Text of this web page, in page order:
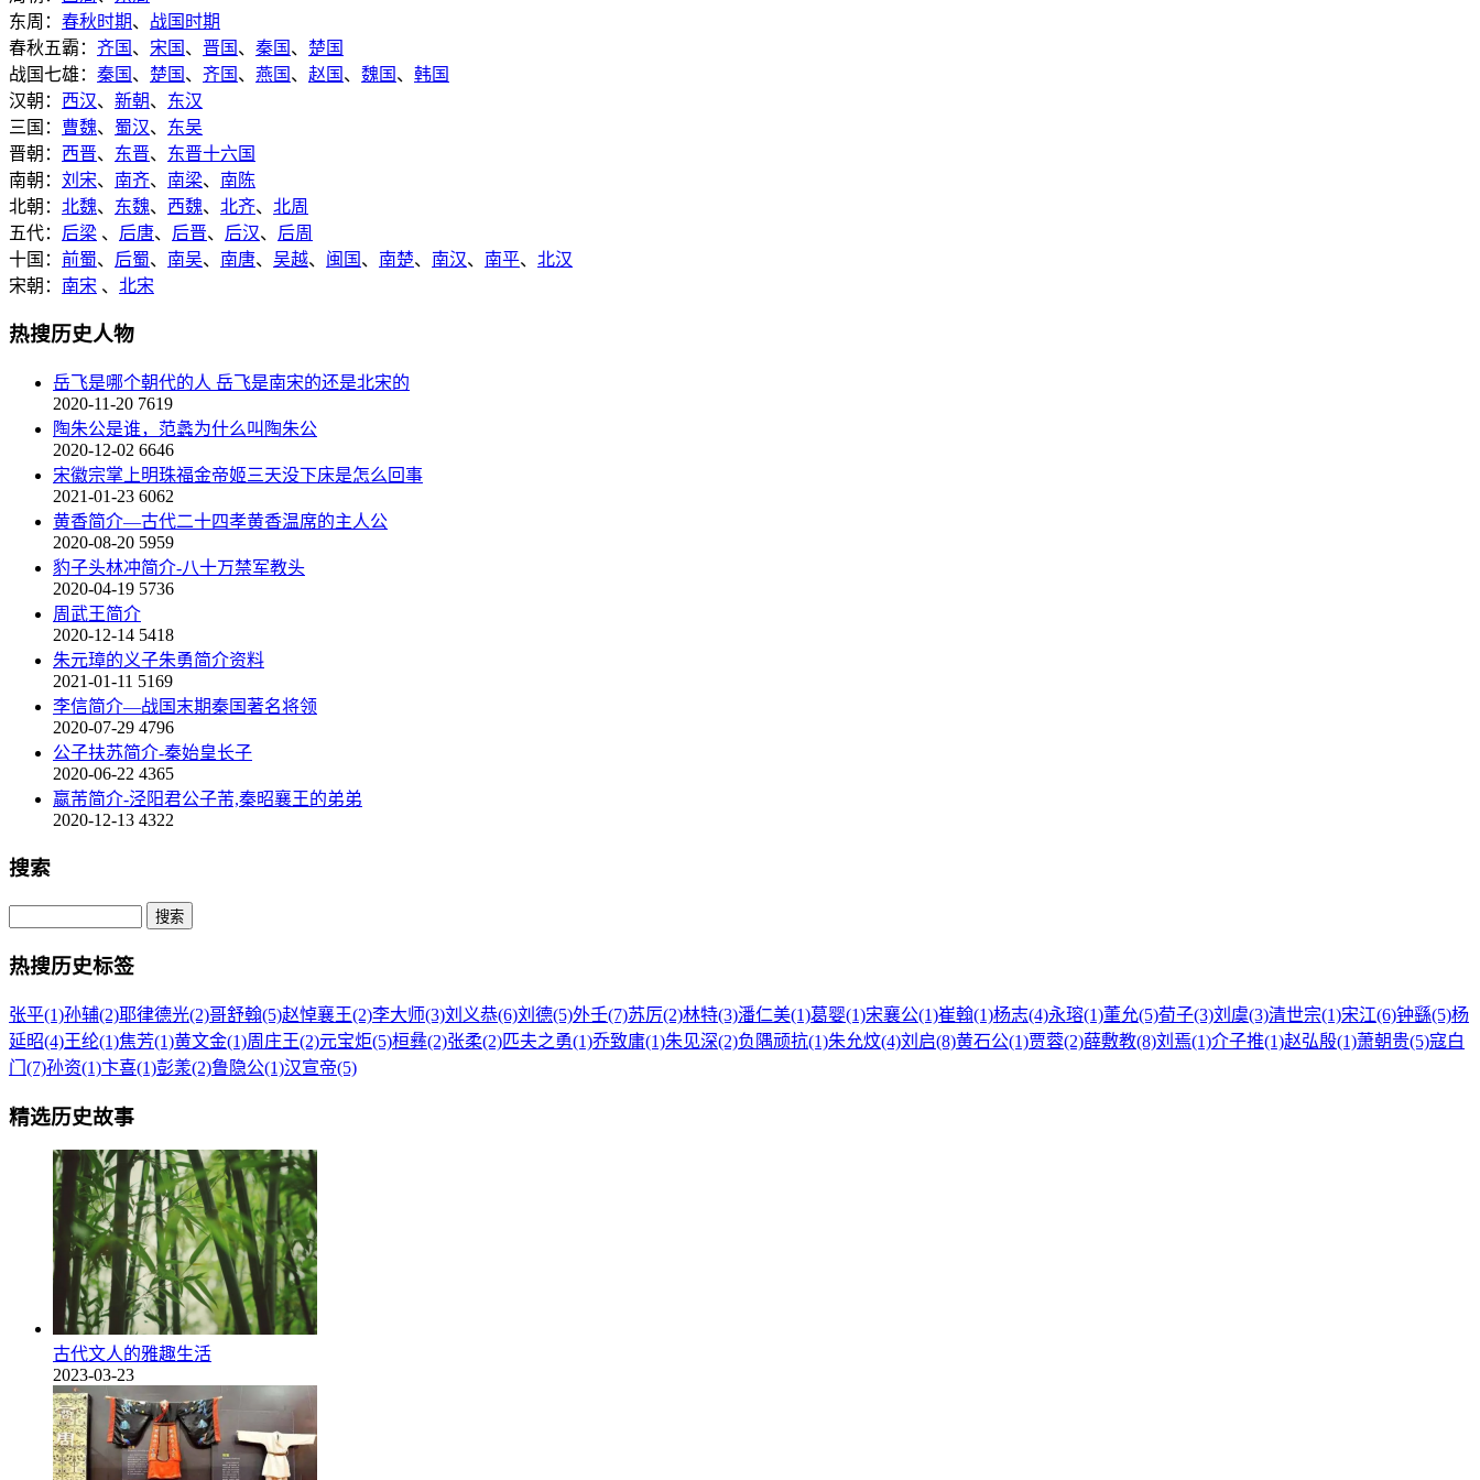
东周： 春秋时期、 战国时期
春秋五霸： 齐国 、 宋国 、 晋国 、 秦国 、 楚国
战国七雄： 秦国 、 楚国 、 齐国 、 燕国 、 赵国 、 魏国 、 韩国
汉朝： 西汉、 新朝、 东汉
三国： 曹魏、 蜀汉、 东吴
晋朝： 西晋、 东晋、 东晋十六国
南朝： 刘宋、 南齐、 南梁、 南陈
北朝： 北魏、 东魏、 西魏、 北齐、 北周
五代： 后梁 、 后唐、 后晋、 后汉、 后周
十国： 前蜀、 后蜀、 南吴、 南唐、 吴越、 闽国 、 南楚、 南汉、 南平、 北汉
宋朝： 南宋 、 北宋
热搜历史人物
岳飞是哪个朝代的人 岳飞是南宋的还是北宋的
2020-11-20 7619
陶朱公是谁，范蠡为什么叫陶朱公
2020-12-02 6646
宋徽宗掌上明珠福金帝姬三天没下床是怎么回事
2021-01-23 6062
黄香简介—古代二十四孝黄香温席的主人公
2020-08-20 5959
豹子头林冲简介-八十万禁军教头
2020-04-19 5736
周武王简介
2020-12-14 5418
朱元璋的义子朱勇简介资料
2021-01-11 5169
李信简介—战国末期秦国著名将领
2020-07-29 4796
公子扶苏简介-秦始皇长子
2020-06-22 4365
嬴芾简介-泾阳君公子芾,秦昭襄王的弟弟
2020-12-13 4322
搜索
热搜历史标签
张平(1)孙辅(2)耶律德光(2)哥舒翰(5)赵悼襄王(2)李大师(3)刘义恭(6)刘德(5)外壬(7)苏厉(2)林特(3)潘仁美(1)葛婴(1)宋襄公(1)崔翰(1)杨志(4)永瑢(1)董允(5)荀子(3)刘虞(3)清世宗(1)宋江(6)钟繇(5)杨
延昭(4)王纶(1)焦芳(1)黄文金(1)周庄王(2)元宝炬(5)桓彝(2)张柔(2)匹夫之勇(1)乔致庸(1)朱见深(2)负隅顽抗(1)朱允炆(4)刘启(8)黄石公(1)贾蓉(2)薛敷教(8)刘焉(1)介子推(1)赵弘殷(1)萧朝贵(5)寇白
门(7)孙资(1)卞喜(1)彭羕(2)鲁隐公(1)汉宣帝(5)
精选历史故事
古代文人的雅趣生活
2023-03-23